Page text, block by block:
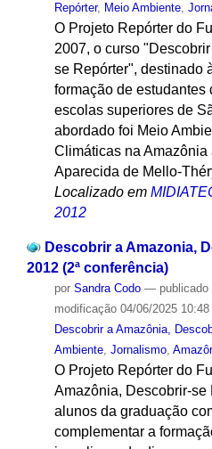
Repórter, Meio Ambiente,
O Projeto Repórter do
2007, o curso
se Repórter", destinado
formação de
escolas superiores de
abordado foi Meio
Climáticas na
Aparecida de Mello-
Localizado em
2012
Descobrir a Amazonia,
2012 (2ª conferência)
por Sandra Codo — publicado
modificação04/06/2025 10:48
Descobrir a Amazônia,
Ambiente, Jornalismo,
O Projeto Repórter do
Amazônia, Descobrir-se
alunos da graduação
complementar a